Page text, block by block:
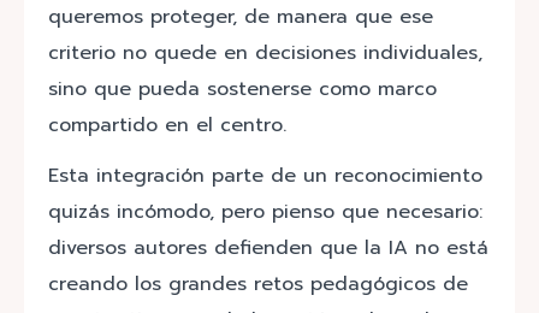
queremos proteger, de manera que ese
criterio no quede en decisiones individuales,
sino que pueda sostenerse como marco
compartido en el centro.
Esta integración parte de un reconocimiento
quizás incómodo, pero pienso que necesario:
diversos autores defienden que la IA no está
creando los grandes retos pedagógicos de